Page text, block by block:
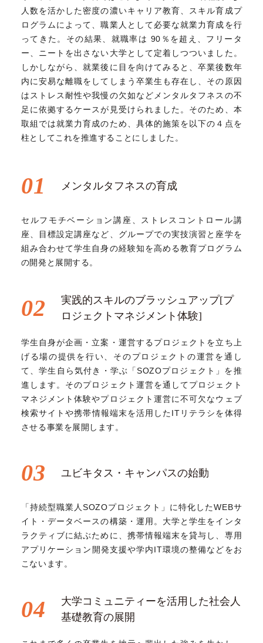
人数を活かした密度の濃いキャリア教育、スキル育成プ
ログラムによって、職業人として必要な就業力育成を行
ってきた。その結果、就職率は 90％を超え、フリータ
ー、ニートを出さない大学として定着しつついました。
しかしながら、就業後に目を向けてみると、卒業後数年
内に安易な離職をしてしまう卒業生も存在し、その原因
はストレス耐性や我慢の欠如などメンタルタフネスの不
足に依拠するケースが見受けられました。そのため、本
取組では就業力育成のため、具体的施策を以下の４点を
柱としてこれを推進することにしました。
01 メンタルタフネスの育成
セルフモチベーション講座、ストレスコントロール講
座、目標設定講座など、グループでの実技演習と座学を
組み合わせて学生自身の経験知を高める教育プログラム
の開発と展開する。
02
実践的スキルのブラッシュアップ[プ
ロジェクトマネジメント体験]
学生自身が企画・立案・運営するプロジェクトを立ち上
げる場の提供を行い、そのプロジェクトの運営を通し
て、学生自ら気付き・学ぶ「SOZOプロジェクト」を推
進します。そのプロジェクト運営を通してプロジェクト
マネジメント体験やプロジェクト運営に不可欠なウェブ
検索サイトや携帯情報端末を活用したITリテラシを体得
させる事業を展開します。
03 ユビキタス・キャンパスの始動
「持続型職業人SOZOプロジェクト」に特化したWEBサ
イト・データベースの構築・運用。大学と学生をインタ
ラクティブに結ぶために、携帯情報端末を貸与し、専用
アプリケーション開発支援や学内IT環境の整備などをお
こないます。
04
大学コミュニティーを活用した社会人
基礎教育の展開